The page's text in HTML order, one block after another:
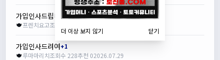
가입인사드립니다 +1
프렌치요고조회수 213
가입인사드려여+1
루마마리치조회수 228추천 02026.07.29
더 이상 보지 않기 닫기